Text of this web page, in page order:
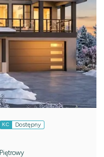
KC Dostępny
Piętrowy